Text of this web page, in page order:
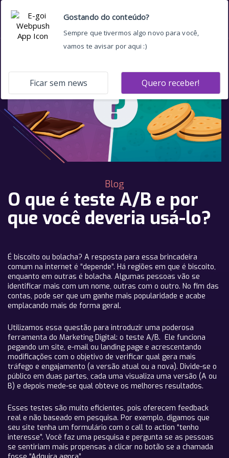
Blog
O que é teste A/B e por
que você deveria usá-lo?
É biscoito ou bolacha? A resposta para essa brincadeira
comum na internet é “depende”. Há regiões em que é biscoito,
enquanto em outras é bolacha. Algumas pessoas vão se
identificar mais com um nome, outras com o outro. No fim das
contas, pode ser que um ganhe mais popularidade e acabe
emplacando mais de forma geral.
Utilizamos essa questão para introduzir uma poderosa
ferramenta do Marketing Digital: o teste A/B. Ele funciona
pegando um site, e-mail ou landing page e acrescentando
modificações com o objetivo de verificar qual gera mais
tráfego e engajamento (a versão atual ou a nova). Divide-se o
público em duas partes, cada uma visualiza uma versão (A ou
B) e depois mede-se qual obteve os melhores resultados.
Esses testes são muito eficientes, pois oferecem feedback
real e não baseado em pesquisa. Por exemplo, digamos que
seu site tenha um formulário com o call to action “tenho
interesse”. Você faz uma pesquisa e pergunta se as pessoas
se sentiriam mais propensas a clicar no botão se a chamada